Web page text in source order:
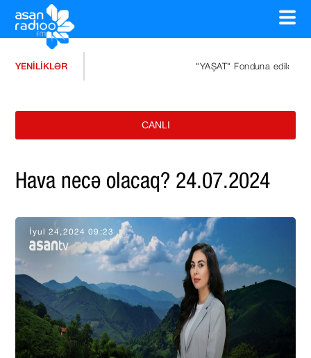
YENİLİKLƏR "YAŞAT" Fonduna edilən ianələrin
CANLI
Hava necə olacaq? 24.07.2024
İyul 24,2024 09:23